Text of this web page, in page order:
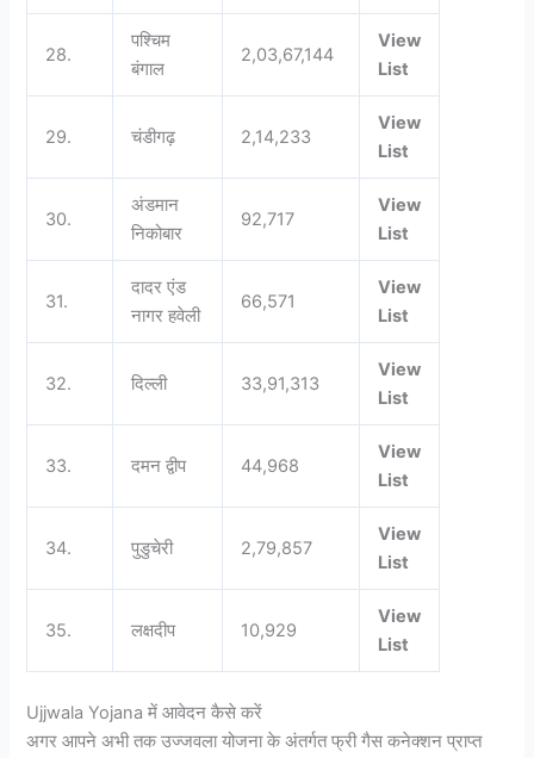
28.
पश्चिम
बंगाल
2,03,67,144
View
List
29. चंडीगढ़ 2,14,233
View
List
30.
अंडमान
निकोबार
92,717
View
List
31.
दादर एंड
नागर हवेली
66,571
View
List
32. दिल्ली 33,91,313
View
List
33. दमन द्वीप 44,968
View
List
34. पुडुचेरी 2,79,857
View
List
35. लक्षदीप 10,929
View
List
Ujjwala Yojana में आवेदन कैसे करें
अगर आपने अभी तक उज्जवला योजना के अंतर्गत फ्री गैस कनेक्शन प्राप्त